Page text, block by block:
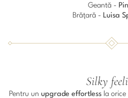
Geantă -
Brățară - Luisa
Silky
Pentru un upgrade effortlessla orice